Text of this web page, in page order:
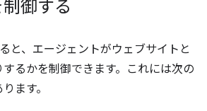
御する
と、エージェントがウェブサイトと
るかを制御できます。これには次の
ます。